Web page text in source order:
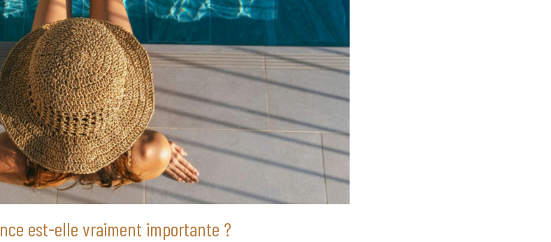
est-elle vraiment importante ?